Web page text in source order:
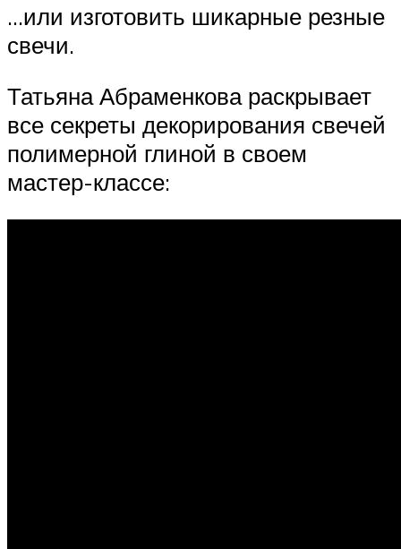
…или изготовить шикарные резные
свечи.
Татьяна Абраменкова раскрывает
все секреты декорирования свечей
полимерной глиной в своем
мастер-классе: